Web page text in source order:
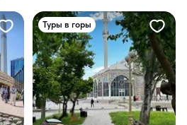
Туры в горы